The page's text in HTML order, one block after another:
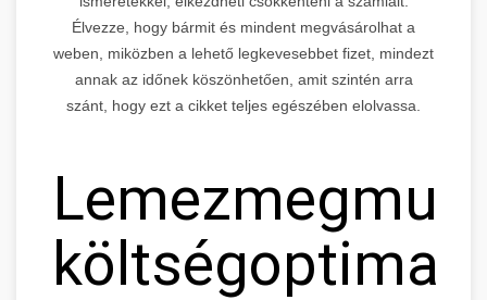
Élvezze, hogy bármit és mindent megvásárolhat a
weben, miközben a lehető legkevesebbet fizet, mindezt
annak az időnek köszönhetően, amit szintén arra
szánt, hogy ezt a cikket teljes egészében elolvassa.